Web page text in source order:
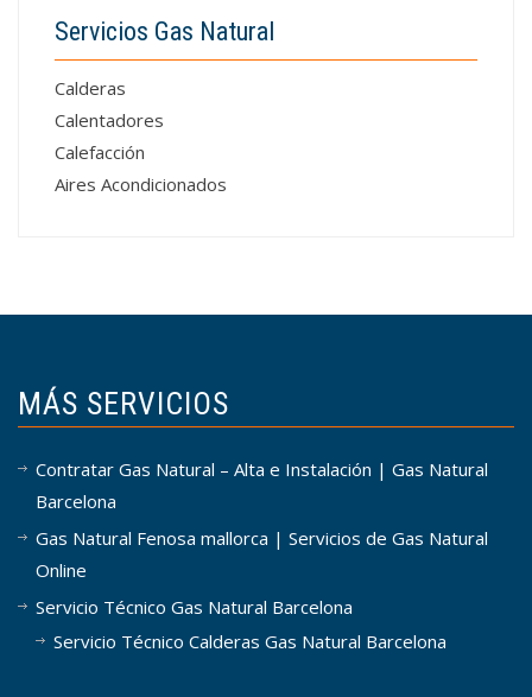
Servicios Gas Natural
Calderas
Calentadores
Calefacción
Aires Acondicionados
MÁS SERVICIOS
Contratar Gas Natural – Alta e Instalación | Gas Natural
Barcelona
Gas Natural Fenosa mallorca | Servicios de Gas Natural
Online
Servicio Técnico Gas Natural Barcelona
Servicio Técnico Calderas Gas Natural Barcelona